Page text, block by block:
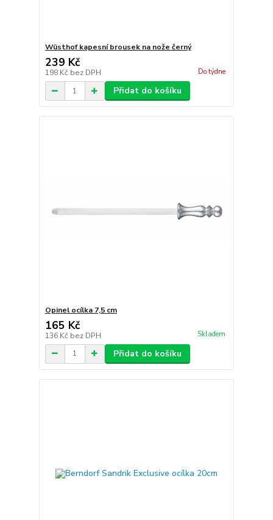
Wüsthof kapesní brousek na nože černý
239 Kč
198 Kč bez DPH Do týdne
Přidat do košíku
Opinel ocílka 7,5 cm
165 Kč
136 Kč bez DPH Skladem
Přidat do košíku